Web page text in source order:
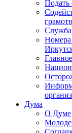
Подать
Служба
Номера
Главное
Дума
О Думе